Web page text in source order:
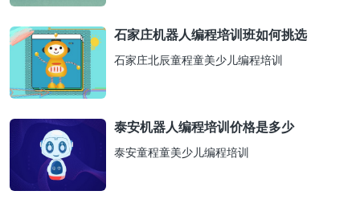
石家庄机器人编程培训班如何挑选
石家庄北辰童程童美少儿编程培训
泰安机器人编程培训价格是多少
泰安童程童美少儿编程培训